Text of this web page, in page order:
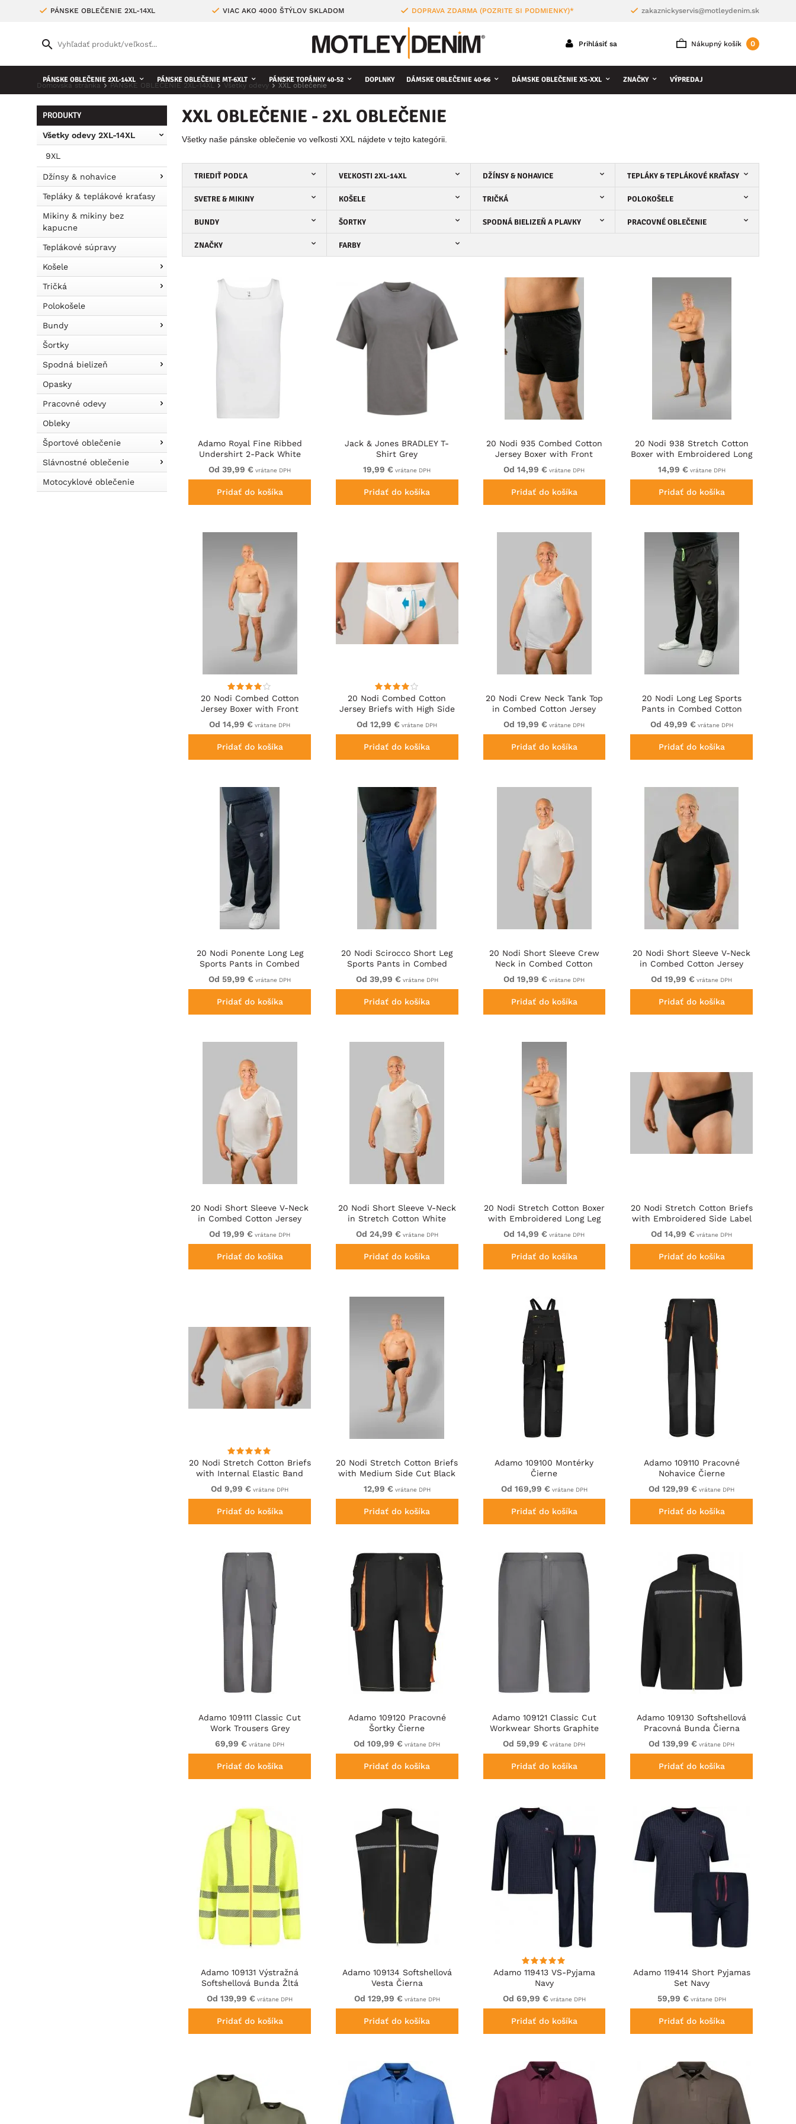
PÁNSKE OBLEČENIE 2XL-14XL VIAC AKO 4000 ŠTÝLOV SKLADOM DOPRAVA ZDARMA (POZRITE SI PODMIENKY)* zakaznickyservis@motleydenim.sk
Nákupný košík 0
Prihlásiť sa
PÁNSKE OBLEČENIE 2XL-14XL PÁNSKE OBLEČENIE MT-6XLT PÁNSKE TOPÁNKY 40-52 DOPLNKY DÁMSKE OBLEČENIE 40-66 DÁMSKE OBLEČENIE XS-XXL ZNAČKY VÝPREDAJ
Domovská stránka PÁNSKE OBLEČENIE 2XL-14XL Všetky odevy XXL oblečenie
PRODUKTY
Všetky odevy 2XL-14XL
9XL
Džínsy & nohavice
Tepláky & teplákové kraťasy
Mikiny & mikiny bez
kapucne
Teplákové súpravy
Košele
Tričká
Polokošele
Bundy
Šortky
Spodná bielizeň
Opasky
Pracovné odevy
Obleky
Športové oblečenie
Slávnostné oblečenie
Motocyklové oblečenie
XXL OBLEČENIE - 2XL OBLEČENIE
Všetky naše pánske oblečenie vo veľkosti XXL nájdete v tejto kategórii.
TRIEDIŤ PODĽA VEĽKOSTI 2XL-14XL DŽÍNSY & NOHAVICE TEPLÁKY & TEPLÁKOVÉ KRAŤASY
SVETRE & MIKINY KOŠELE TRIČKÁ POLOKOŠELE
BUNDY ŠORTKY SPODNÁ BIELIZEŇ A PLAVKY PRACOVNÉ OBLEČENIE
ZNAČKY FARBY
Adamo Royal Fine Ribbed
Undershirt 2-Pack White
Od 39,99 € vrátane DPH
Pridať do košíka
Jack & Jones BRADLEY T-
Shirt Grey
19,99 € vrátane DPH
Pridať do košíka
20 Nodi 935 Combed Cotton
Jersey Boxer with Front
Button Fly Black
Od 14,99 € vrátane DPH
Pridať do košíka
20 Nodi 938 Stretch Cotton
Boxer with Embroidered Long
Leg Black
14,99 € vrátane DPH
Pridať do košíka
20 Nodi Combed Cotton
Jersey Boxer with Front
Button Fly White
Od 14,99 € vrátane DPH
Pridať do košíka
20 Nodi Combed Cotton
Jersey Briefs with High Side
Cut and Side Opening White
Od 12,99 € vrátane DPH
Pridať do košíka
20 Nodi Crew Neck Tank Top
in Combed Cotton Jersey
White
Od 19,99 € vrátane DPH
Pridať do košíka
20 Nodi Long Leg Sports
Pants in Combed Cotton
Jersey Black
Od 49,99 € vrátane DPH
Pridať do košíka
20 Nodi Ponente Long Leg
Sports Pants in Combed
Fleece Cotton Navy
Od 59,99 € vrátane DPH
Pridať do košíka
20 Nodi Scirocco Short Leg
Sports Pants in Combed
Cotton Jersey Navy
Od 39,99 € vrátane DPH
Pridať do košíka
20 Nodi Short Sleeve Crew
Neck in Combed Cotton
Jersey White
Od 19,99 € vrátane DPH
Pridať do košíka
20 Nodi Short Sleeve V-Neck
in Combed Cotton Jersey
Black
Od 19,99 € vrátane DPH
Pridať do košíka
20 Nodi Short Sleeve V-Neck
in Combed Cotton Jersey
White
Od 19,99 € vrátane DPH
Pridať do košíka
20 Nodi Short Sleeve V-Neck
in Stretch Cotton White
Od 24,99 € vrátane DPH
Pridať do košíka
20 Nodi Stretch Cotton Boxer
with Embroidered Long Leg
Grey
Od 14,99 € vrátane DPH
Pridať do košíka
20 Nodi Stretch Cotton Briefs
with Embroidered Side Label
Black
Od 14,99 € vrátane DPH
Pridať do košíka
20 Nodi Stretch Cotton Briefs
with Internal Elastic Band
and Low Rise White
Od 9,99 € vrátane DPH
Pridať do košíka
20 Nodi Stretch Cotton Briefs
with Medium Side Cut Black
12,99 € vrátane DPH
Pridať do košíka
Adamo 109100 Montérky
Čierne
Od 169,99 € vrátane DPH
Pridať do košíka
Adamo 109110 Pracovné
Nohavice Čierne
Od 129,99 € vrátane DPH
Pridať do košíka
Adamo 109111 Classic Cut
Work Trousers Grey
69,99 € vrátane DPH
Pridať do košíka
Adamo 109120 Pracovné
Šortky Čierne
Od 109,99 € vrátane DPH
Pridať do košíka
Adamo 109121 Classic Cut
Workwear Shorts Graphite
Grey
Od 59,99 € vrátane DPH
Pridať do košíka
Adamo 109130 Softshellová
Pracovná Bunda Čierna
Od 139,99 € vrátane DPH
Pridať do košíka
Adamo 109131 Výstražná
Softshellová Bunda Žltá
Od 139,99 € vrátane DPH
Pridať do košíka
Adamo 109134 Softshellová
Vesta Čierna
Od 129,99 € vrátane DPH
Pridať do košíka
Adamo 119413 VS-Pyjama
Navy
Od 69,99 € vrátane DPH
Pridať do košíka
Adamo 119414 Short Pyjamas
Set Navy
59,99 € vrátane DPH
Pridať do košíka